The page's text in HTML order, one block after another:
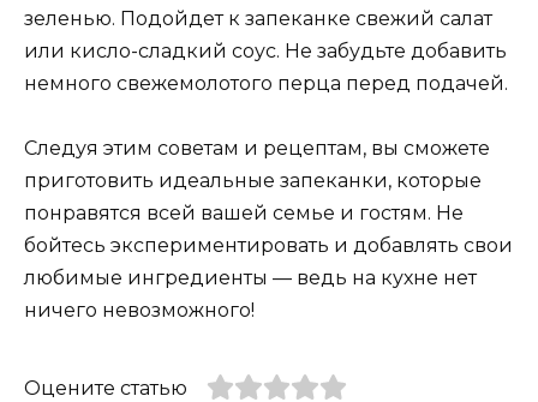
зеленью. Подойдет к запеканке свежий салат
или кисло-сладкий соус. Не забудьте добавить
немного свежемолотого перца перед подачей.
Следуя этим советам и рецептам, вы сможете
приготовить идеальные запеканки, которые
понравятся всей вашей семье и гостям. Не
бойтесь экспериментировать и добавлять свои
любимые ингредиенты — ведь на кухне нет
ничего невозможного!
Оцените статью